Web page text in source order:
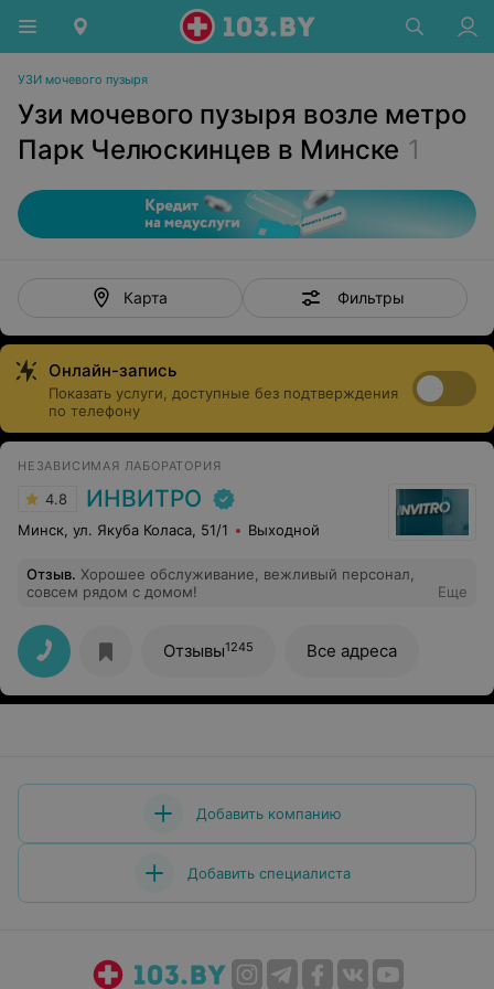
УЗИ мочевого пузыря
Узи мочевого пузыря возле метро
Парк Челюскинцев в Минске 1
Карта Фильтры
Онлайн-запись
Показать услуги, доступные без подтверждения
по телефону
НЕЗАВИСИМАЯ ЛАБОРАТОРИЯ
4.8 ИНВИТРО
Минск, ул. Якуба Коласа, 51/1 Выходной
Отзыв. Хорошее обслуживание, вежливый персонал,
совсем рядом с домом!
Еще
Отзывы1245 Все адреса
Добавить компанию
Добавить специалиста